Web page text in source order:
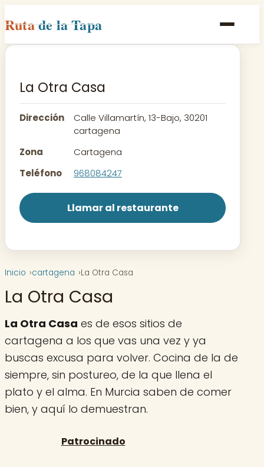
Rutade la Tapa
Inicio
Rutas
Contacto
La Otra Casa
Dirección
Calle Villamartín, 13-Bajo, 30201
cartagena
Zona
Cartagena
Teléfono
968084247
Llamar al restaurante
Inicio cartagena La Otra Casa
La Otra Casa
La Otra Casa es de esos sitios de
cartagena a los que vas una vez y ya
buscas excusa para volver. Cocina de la de
siempre, sin postureo, de la que llena el
plato y el alma. En Murcia saben de comer
bien, y aquí lo demuestran.